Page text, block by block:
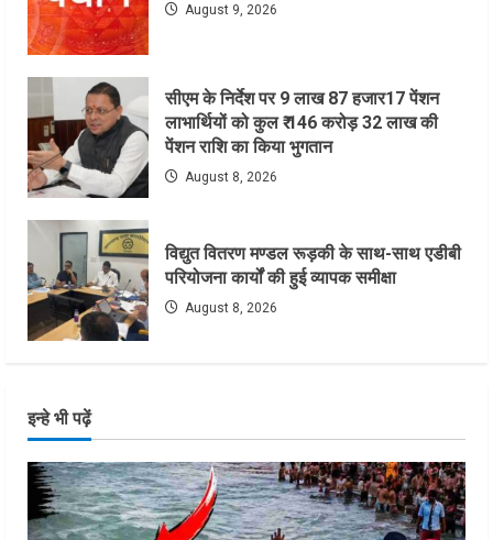
August 9, 2026
सीएम के निर्देश पर 9 लाख 87 हजार17 पेंशन
लाभार्थियों को कुल ₹ 146 करोड़ 32 लाख की
पेंशन राशि का किया भुगतान
August 8, 2026
विद्युत वितरण मण्डल रूड़की के साथ-साथ एडीबी
परियोजना कार्यों की हुई व्यापक समीक्षा
August 8, 2026
इन्हे भी पढ़ें